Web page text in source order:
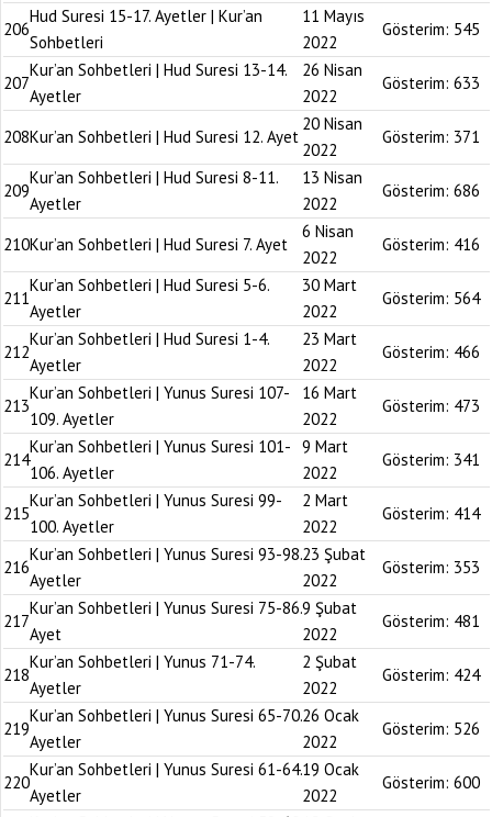
206
Hud Suresi 15-17. Ayetler | Kur’an
Sohbetleri
11 Mayıs
2022
Gösterim: 545
207
Kur’an Sohbetleri | Hud Suresi 13-14.
Ayetler
26 Nisan
2022
Gösterim: 633
208Kur’an Sohbetleri | Hud Suresi 12. Ayet
20 Nisan
2022
Gösterim: 371
209
Kur’an Sohbetleri | Hud Suresi 8-11.
Ayetler
13 Nisan
2022
Gösterim: 686
210Kur’an Sohbetleri | Hud Suresi 7. Ayet
6 Nisan
2022
Gösterim: 416
211
Kur’an Sohbetleri | Hud Suresi 5-6.
Ayetler
30 Mart
2022
Gösterim: 564
212
Kur’an Sohbetleri | Hud Suresi 1-4.
Ayetler
23 Mart
2022
Gösterim: 466
213
Kur’an Sohbetleri | Yunus Suresi 107-
109. Ayetler
16 Mart
2022
Gösterim: 473
214
Kur’an Sohbetleri | Yunus Suresi 101-
106. Ayetler
9 Mart
2022
Gösterim: 341
215
Kur’an Sohbetleri | Yunus Suresi 99-
100. Ayetler
2 Mart
2022
Gösterim: 414
216
Kur’an Sohbetleri | Yunus Suresi 93-98.
Ayetler
23 Şubat
2022
Gösterim: 353
217
Kur’an Sohbetleri | Yunus Suresi 75-86.
Ayet
9 Şubat
2022
Gösterim: 481
218
Kur’an Sohbetleri | Yunus 71-74.
Ayetler
2 Şubat
2022
Gösterim: 424
219
Kur’an Sohbetleri | Yunus Suresi 65-70.
Ayetler
26 Ocak
2022
Gösterim: 526
220
Kur’an Sohbetleri | Yunus Suresi 61-64.
Ayetler
19 Ocak
2022
Gösterim: 600